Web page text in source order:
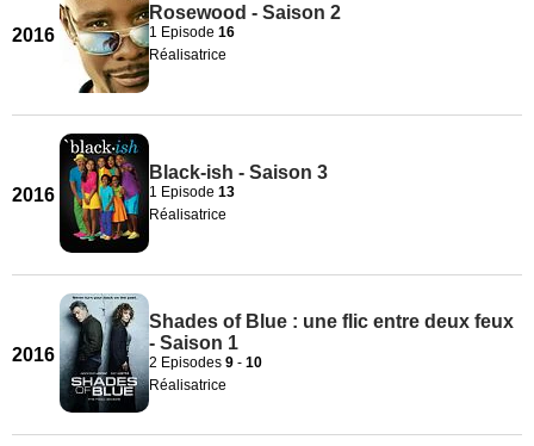
2016
Rosewood - Saison 2
1 Episode 16
Réalisatrice
2016
Black-ish - Saison 3
1 Episode 13
Réalisatrice
2016
Shades of Blue : une flic entre deux feux
- Saison 1
2 Episodes 9 - 10
Réalisatrice